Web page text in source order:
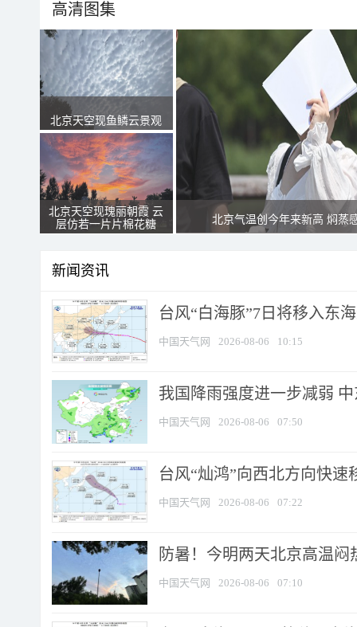
高清图集
北京天空现鱼鳞云景观
北京天空现瑰丽朝霞 云
层仿若一片片棉花糖
北京气温创今年来新高 焖蒸
新闻资讯
台风“白海豚”7日将移入东
中国天气网 2026-08-06 10:15
我国降雨强度进一步减弱
中国天气网 2026-08-06 07:50
台风“灿鸿”向西北方向快
中国天气网 2026-08-06 07:22
防暑！今明两天北京高温
中国天气网 2026-08-06 07:10